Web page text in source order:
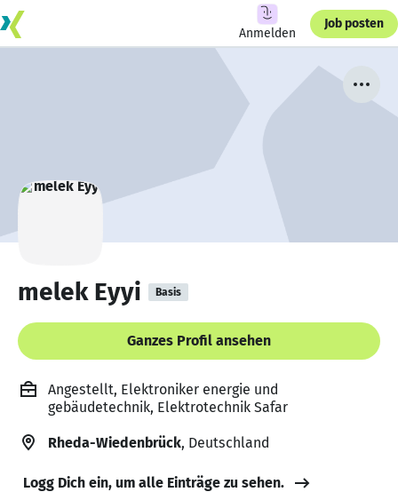
Anmelden
Job posten
melek Eyyi Basis
Ganzes Profil ansehen
Angestellt, Elektroniker energie und
gebäudetechnik, Elektrotechnik Safar
Rheda-Wiedenbrück, Deutschland
Logg Dich ein, um alle Einträge zu sehen.